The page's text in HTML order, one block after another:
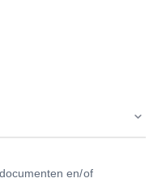
en/of